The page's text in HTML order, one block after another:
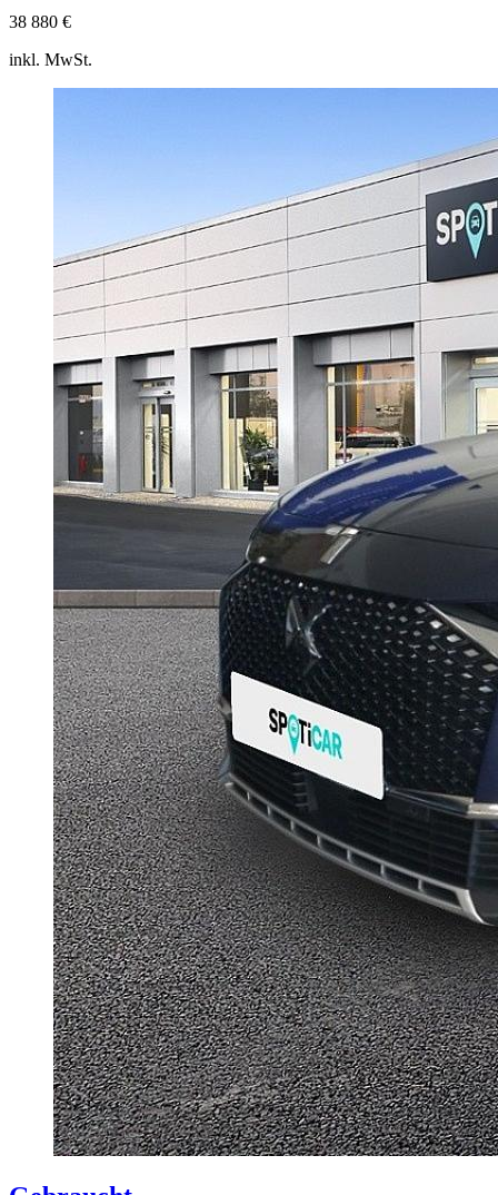
38 880 €
inkl. MwSt.